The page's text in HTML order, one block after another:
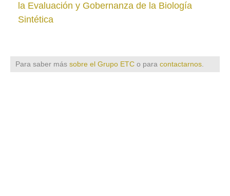
la Evaluación y Gobernanza de la Biología
Sintética
Para saber más sobre el Grupo ETC o para contactarnos